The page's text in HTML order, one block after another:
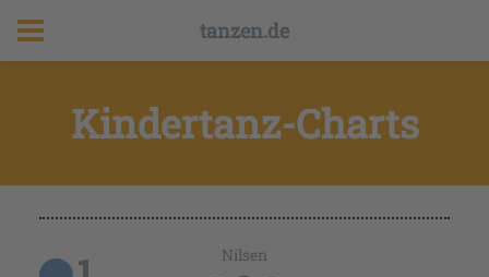
tanzen.de
Kindertanz-Charts